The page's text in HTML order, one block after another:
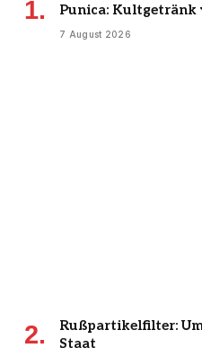
Punica:
7 August 2026
Rußpartikelfilter:
Staat